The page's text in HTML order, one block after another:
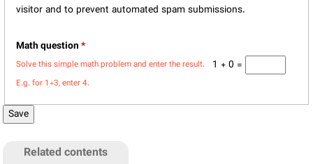
visitor and to prevent automated spam submissions.
Math question*
1 + 0 =
Solve this simple math problem and enter the result.
E.g. for 1+3, enter 4.
Related contents